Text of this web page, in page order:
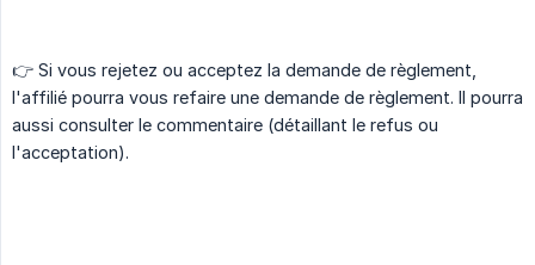
👉 Si vous rejetez ou acceptez la demande de règlement,
l'affilié pourra vous refaire une demande de règlement. Il pourra
aussi consulter le commentaire (détaillant le refus ou
l'acceptation).